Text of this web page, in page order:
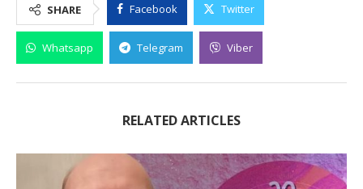
SHARE Facebook Twitter
Whatsapp Telegram Viber
RELATED ARTICLES